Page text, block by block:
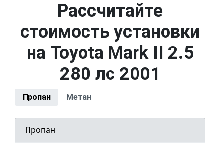
Рассчитайте
стоимость установки
на Toyota Mark II 2.5
280 лс 2001
Пропан Метан
Пропан